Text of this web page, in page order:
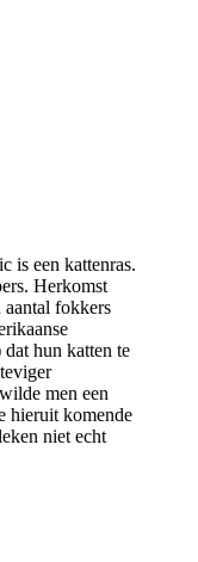
is een kattenras.
Herkomst
aantal fokkers
hun katten te
men een
hieruit komende
niet echt